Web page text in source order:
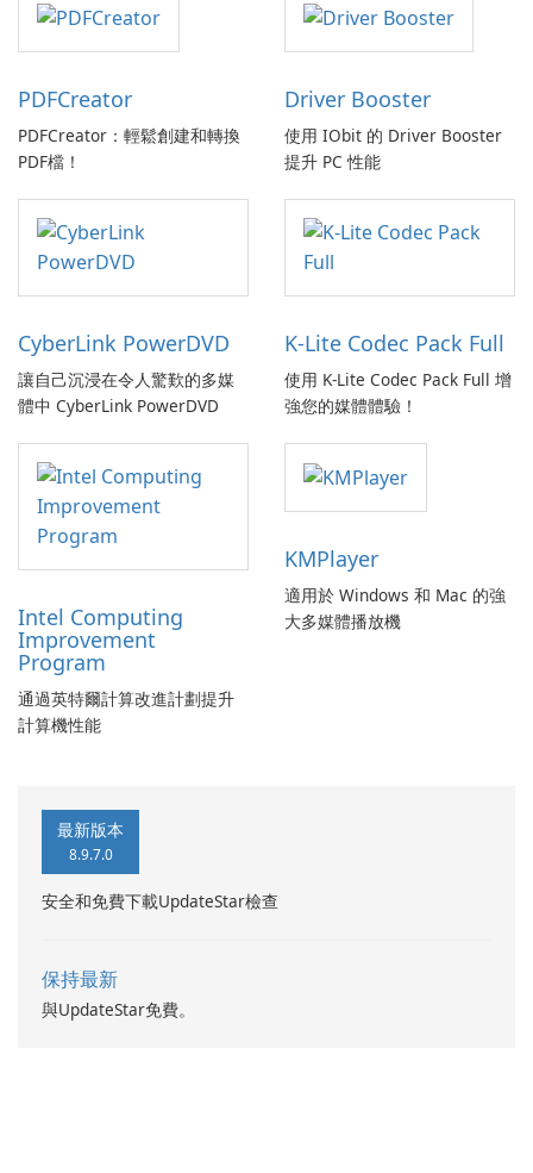
PDFCreator
PDFCreator：輕鬆創建和轉換
PDF檔！
Driver Booster
使用 IObit 的 Driver Booster
提升 PC 性能
CyberLink PowerDVD
讓自己沉浸在令人驚歎的多媒
體中 CyberLink PowerDVD
K-Lite Codec Pack Full
使用 K-Lite Codec Pack Full 增
強您的媒體體驗！
Intel Computing
Improvement
Program
通過英特爾計算改進計劃提升
計算機性能
KMPlayer
適用於 Windows 和 Mac 的強
大多媒體播放機
最新版本
8.9.7.0
安全和免費下載UpdateStar檢查
保持最新
與UpdateStar免費。